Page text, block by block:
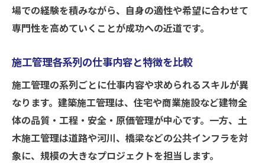
場での経験を積みながら、自身の適性や希望に合わせて
専門性を高めていくことが成功への近道です。
施工管理各系列の仕事内容と特徴を比較
施工管理の系列ごとに仕事内容や求められるスキルが異
なります。建築施工管理は、住宅や商業施設など建物全
体の品質・工程・安全・原価管理が中心です。一方、土
木施工管理は道路や河川、橋梁などの公共インフラを対
象に、規模の大きなプロジェクトを担当します。